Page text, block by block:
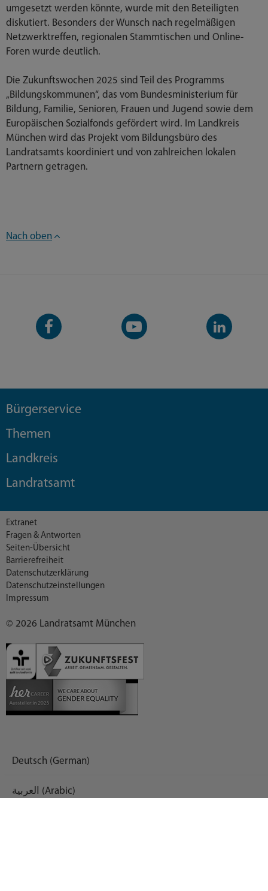
umgesetzt werden könnte, wurde mit den Beteiligten
diskutiert. Besonders der Wunsch nach regelmäßigen
Netzwerktreffen, regionalen Stammtischen und Online-
Foren wurde deutlich.
Die Zukunftswochen 2025 sind Teil des Programms
„Bildungskommunen“, das vom Bundesministerium für
Bildung, Familie, Senioren, Frauen und Jugend sowie dem
Europäischen Sozialfonds gefördert wird. Im Landkreis
München wird das Projekt vom Bildungsbüro des
Landratsamts koordiniert und von zahlreichen lokalen
Partnern getragen.
Nach oben
Facebook-
Seite
YouTube-
Kanal
LinkedIn-
Kanal
Bürgerservice
Themen
Landkreis
Landratsamt
© 2026 Landratsamt München
Extranet
Fragen & Antworten
Seiten-Übersicht
Barrierefreiheit
Datenschutzerklärung
Datenschutzeinstellungen
Impressum
Deutsch (German)
العربية (Arabic)